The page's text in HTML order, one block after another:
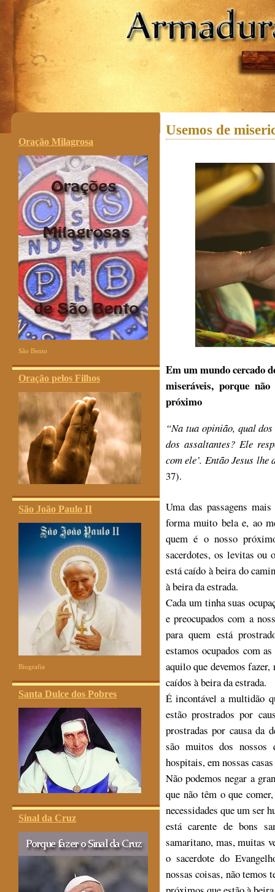
.
Oração Milagrosa
São Bento
Oração pelos Filhos
São João Paulo II
Biografia
Santa Dulce dos Pobres
Sinal da Cruz
Usemos de
Em um mundo cercado
miseráveis, porque
próximo
“Na tua opinião, qual
dos assaltantes? Ele
com ele’. Então Jesus lhe
37).
Uma das passagens
forma muito bela e, ao
quem é o nosso
sacerdotes, os levitas ou
está caído à beira do
à beira da estrada.
Cada um tinha suas
e preocupados com a
para quem está
estamos ocupados com
aquilo que devemos fazer,
caídos à beira da estrada.
É incontável a multidão
estão prostrados por
prostradas por causa da
são muitos dos nossos
hospitais, em nossas
Não podemos negar a
que não têm o que
necessidades que um ser
está carente de bons
samaritano, mas, muitas
o sacerdote do
nossas coisas, não temos